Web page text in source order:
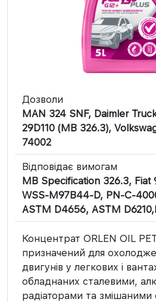
Дозволи
MAN 324 SNF, Daimler
29D110 (MB 326.3),
74002
Відповідає вимогам
MB Specification 326.3, Fiat
WSS-M97B44-D, PN-C-
ASTM D4656, ASTM
Концентрат ORLEN OIL
призначений для
двигунів у легкових і
обладнаних сталевими,
радіаторами та